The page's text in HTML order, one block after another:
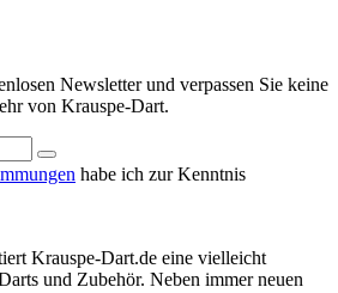
Newsletter und verpassen Sie keine
von Krauspe-Dart.
habe ich zur Kenntnis
Krauspe-Dart.de eine vielleicht
und Zubehör. Neben immer neuen